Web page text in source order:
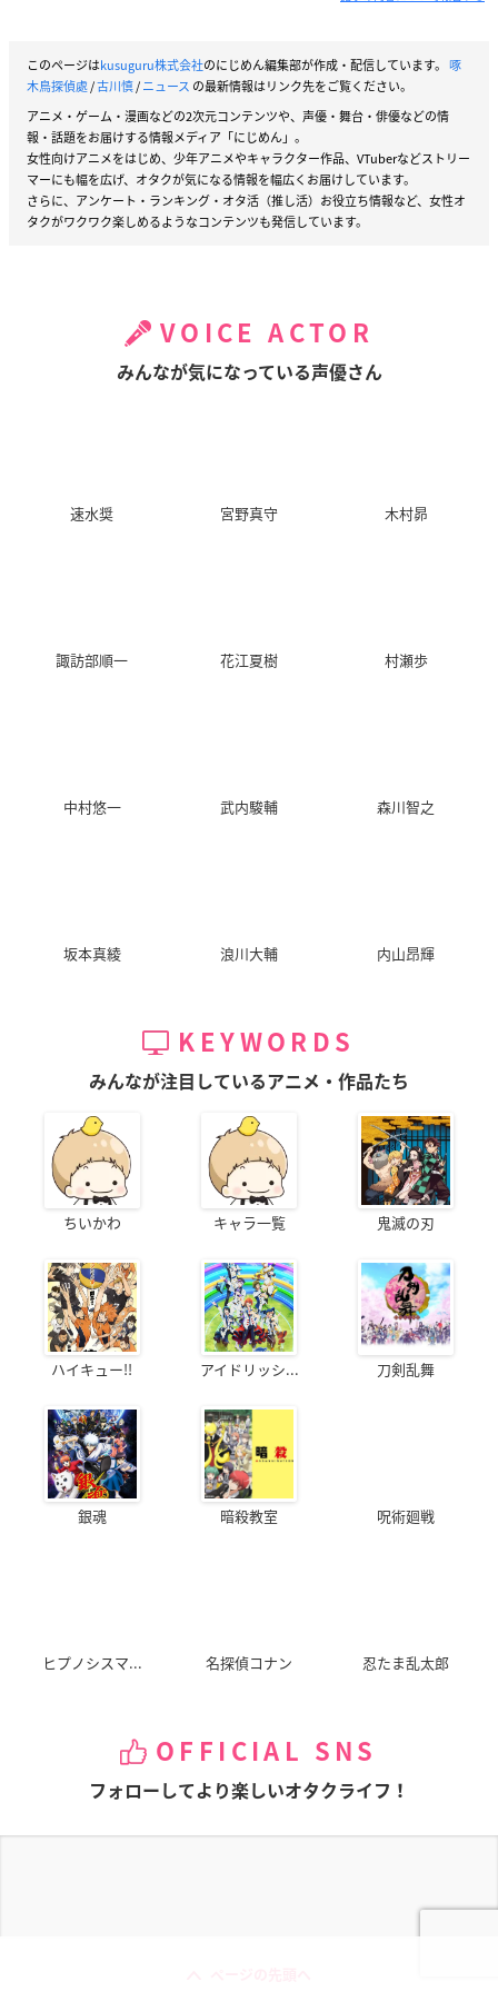
このページはkusuguru株式会社のにじめん編集部が作成・配信しています。 啄
木鳥探偵處/古川慎/ニュース の最新情報はリンク先をご覧ください。
アニメ・ゲーム・漫画などの2次元コンテンツや、声優・舞台・俳優などの情
報・話題をお届けする情報メディア「にじめん」。
女性向けアニメをはじめ、少年アニメやキャラクター作品、VTuberなどストリー
マーにも幅を広げ、オタクが気になる情報を幅広くお届けしています。
さらに、アンケート・ランキング・オタ活（推し活）お役立ち情報など、女性オ
タクがワクワク楽しめるようなコンテンツも発信しています。
VOICE ACTOR
みんなが気になっている声優さん
速水奨 宮野真守 木村昴
諏訪部順一 花江夏樹 村瀬歩
中村悠一 武内駿輔 森川智之
坂本真綾 浪川大輔 内山昂輝
KEYWORDS
みんなが注目しているアニメ・作品たち
ちいかわ キャラ一覧 鬼滅の刃
ハイキュー!! アイドリッシ... 刀剣乱舞
銀魂 暗殺教室 呪術廻戦
ヒプノシスマ... 名探偵コナン 忍たま乱太郎
OFFICIAL SNS
フォローしてより楽しいオタクライフ！